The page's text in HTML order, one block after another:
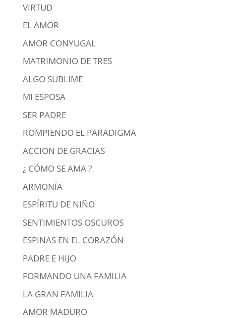
VIRTUD
EL AMOR
AMOR CONYUGAL
MATRIMONIO DE TRES
ALGO SUBLIME
MI ESPOSA
SER PADRE
ROMPIENDO EL PARADIGMA
ACCION DE GRACIAS
¿ CÓMO SE AMA ?
ARMONÍA
ESPÍRITU DE NIÑO
SENTIMIENTOS OSCUROS
ESPINAS EN EL CORAZÓN
PADRE E HIJO
FORMANDO UNA FAMILIA
LA GRAN FAMILIA
AMOR MADURO